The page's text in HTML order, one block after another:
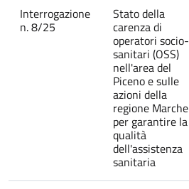
Interrogazione
n. 8/25
Stato della
carenza di
operatori socio-
sanitari (OSS)
nell'area del
Piceno e sulle
azioni della
regione Marche
per garantire la
qualità
dell'assistenza
sanitaria